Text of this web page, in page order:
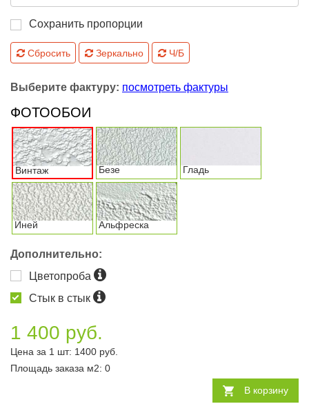
Сохранить пропорции
Сбросить Зеркально Ч/Б
Выберите фактуру: посмотреть фактуры
ФОТООБОИ
Винтаж Безе Гладь
Иней Альфреска
Дополнительно:
Цветопроба
Стык в стык
1 400 руб.
Цена за 1 шт: 1400 руб.
Площадь заказа м2: 0
В корзину